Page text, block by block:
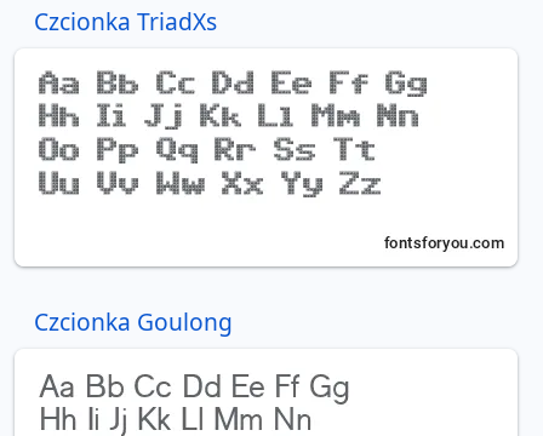
Czcionka TriadXs
Czcionka Goulong